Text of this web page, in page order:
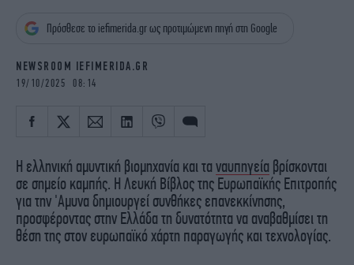
OSCARS
THE OCEAN
Πρόσθεσε το iefimerida.gr ως προτιμώμενη πηγή στη Google
NEWSROOM IEFIMERIDA.GR
19/10/2025 08:14
Η ελληνική αμυντική βιομηχανία και τα ναυπηγεία βρίσκονται
σε σημείο καμπής. Η Λευκή Βίβλος της Ευρωπαϊκής Επιτροπής
για την 'Αμυνα δημιουργεί συνθήκες επανεκκίνησης,
προσφέροντας στην Ελλάδα τη δυνατότητα να αναβαθμίσει τη
θέση της στον ευρωπαϊκό χάρτη παραγωγής και τεχνολογίας.